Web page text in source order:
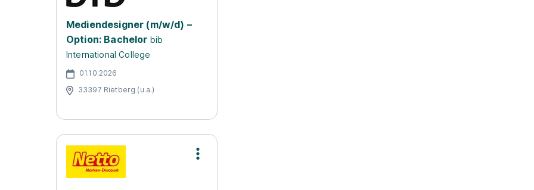
Mediendesigner (m/w/d) –
Option: Bachelor bib
International College
01.10.2026
33397 Rietberg (u.a.)